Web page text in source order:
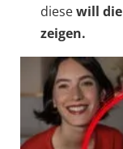
diesewill
zeigen.